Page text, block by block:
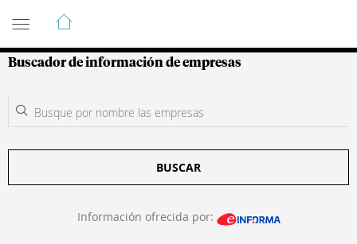
Guía de Empresas Colombianas
Buscador de información de empresas
BUSCAR
Información ofrecida por: